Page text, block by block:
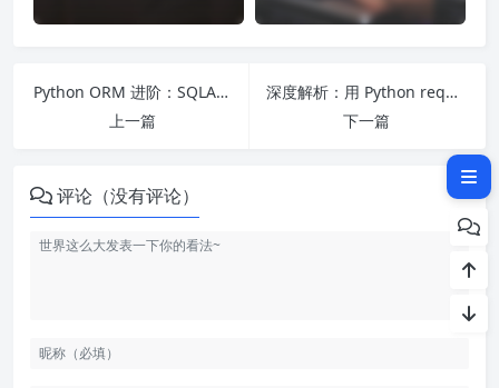
Python ORM 进阶：SQLAlchemy 的高级查询、事务管理与最佳实践
上一篇
深度解析：用 Python requests+BeautifulSoup 实现高效爬虫，避开常见陷阱
下一篇
评论（没有评论）